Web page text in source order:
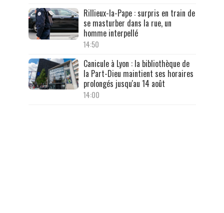
Rillieux-la-Pape : surpris en train de
se masturber dans la rue, un
homme interpellé
14:50
Canicule à Lyon : la bibliothèque de
la Part-Dieu maintient ses horaires
prolongés jusqu'au 14 août
14:00